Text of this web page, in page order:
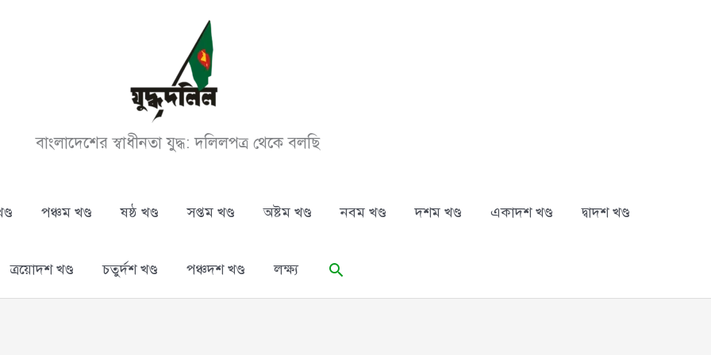
বাংলাদেশের স্বাধীনতা যুদ্ধ: দলিলপত্র থেকে বলছি
পঞ্চম খণ্ড ষষ্ঠ খণ্ড সপ্তম খণ্ড অষ্টম খণ্ড নবম খণ্ড দশম খণ্ড একাদশ খণ্ড দ্বাদশ খণ্ড
ত্রয়োদশ খণ্ড চতুর্দশ খণ্ড পঞ্চদশ খণ্ড লক্ষ্য Search